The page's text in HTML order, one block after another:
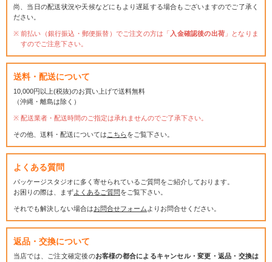
尚、当日の配送状況や天候などにもより遅延する場合もございますのでご了承く
ださい。
前払い（銀行振込・郵便振替）でご注文の方は「 入金確認後の出荷 」となりま
すのでご注意下さい。
送料・配送について
10,000円以上(税抜)のお買い上げで送料無料
（沖縄・離島は除く）
配送業者・配送時間のご指定は承れませんのでご了承下さい。
その他、送料・配送については こちらをご覧下さい。
よくある質問
パッケージスタジオに多く寄せられているご質問をご紹介しております。
お困りの際は、まずよくあるご質問をご覧下さい。
それでも解決しない場合はお問合せフォーム よりお問合せください。
返品・交換について
当店では、ご注文確定後のお客様の都合によるキャンセル・変更・返品・交換は